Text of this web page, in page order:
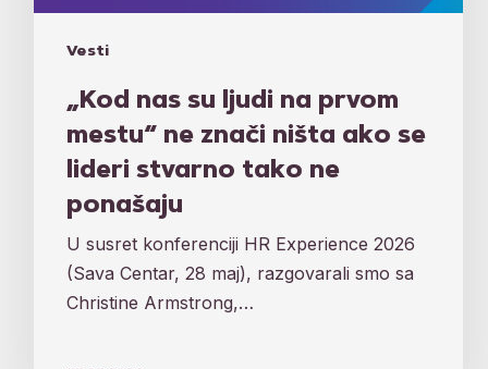
Vesti
ne
ponašaju
„Kod nas su ljudi na prvom
mestu“ ne znači ništa ako se
lideri stvarno tako ne
ponašaju
U susret konferenciji HR Experience 2026
(Sava Centar, 28 maj), razgovarali smo sa
Christine Armstrong,…